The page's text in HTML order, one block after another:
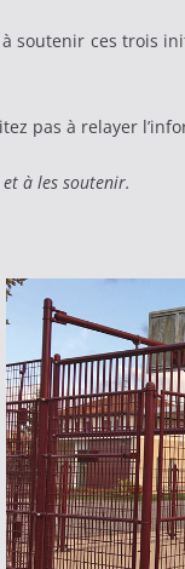
ces trois
pas à relayer
à les soutenir.